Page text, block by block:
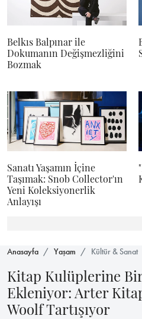
Belkıs Balpınar ile
Dokumanın Değişmezliğini
Bozmak
Sanatı Yaşamın İçine
Taşımak: Snob Collector'ın
Yeni Koleksiyonerlik
Anlayışı
Anasayfa Yaşam Kültür & Sanat
Kitap Kulüplerine
Ekleniyor: Arter
Woolf Tartışıyor